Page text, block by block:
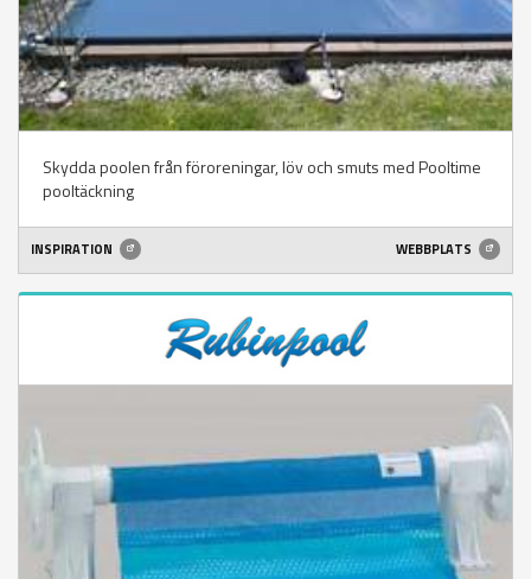
Skydda poolen från föroreningar, löv och smuts med Pooltime
pooltäckning
INSPIRATION WEBBPLATS